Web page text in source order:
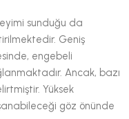
sunduğu da
Geniş
engebeli
Ancak, bazı
Yüksek
göz önünde